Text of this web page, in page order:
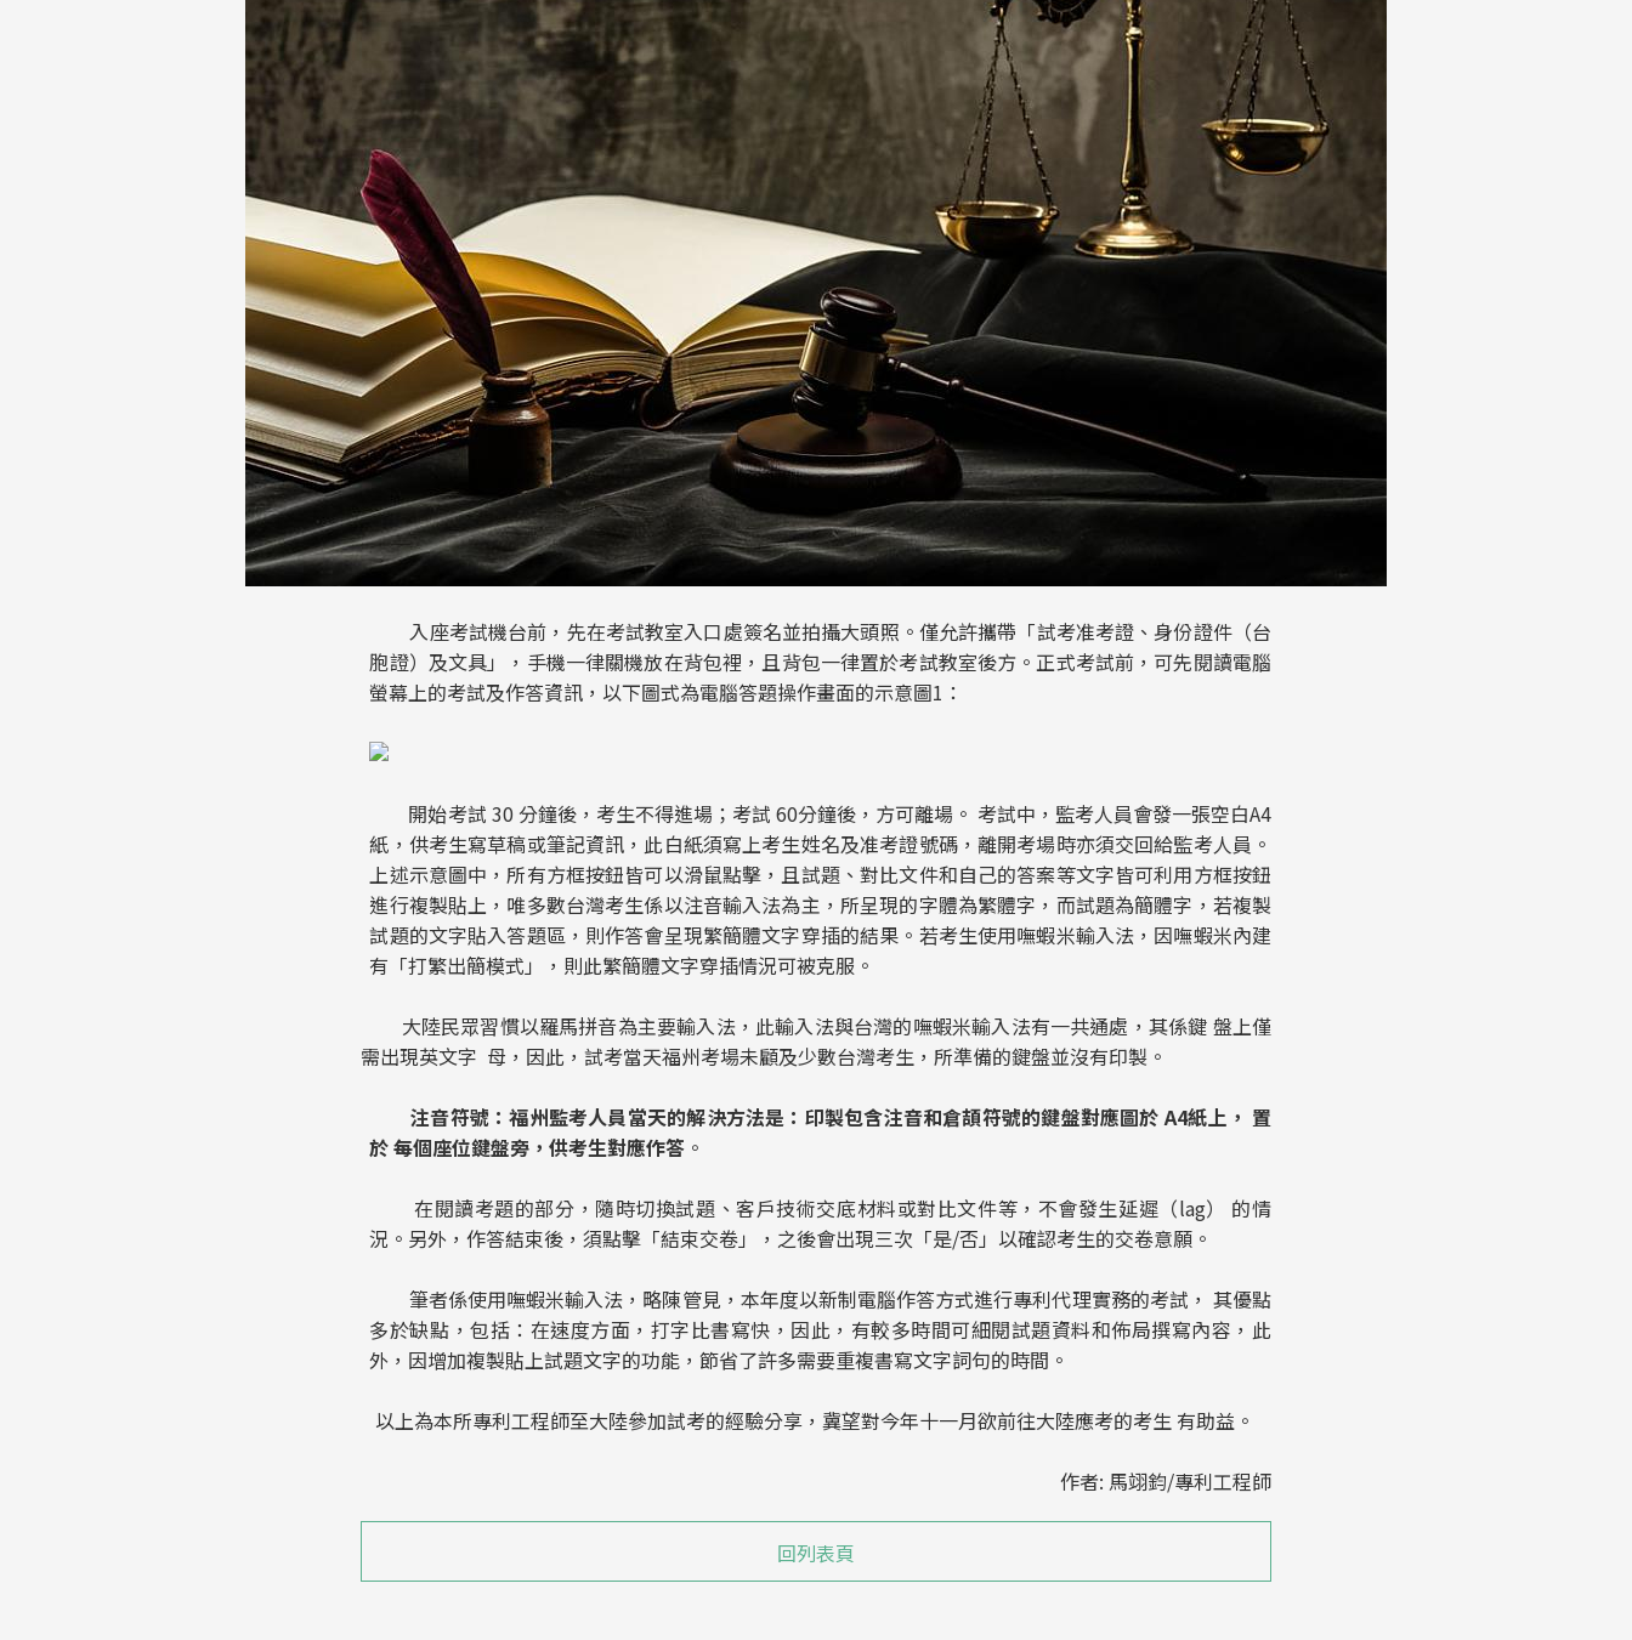
入座考試機台前，先在考試教室入口處簽名並拍攝大頭照。僅允許攜帶「試考准考證、身份證件（台
胞證）及文具」，手機一律關機放在背包裡，且背包一律置於考試教室後方。正式考試前，可先閱讀電腦
螢幕上的考試及作答資訊，以下圖式為電腦答題操作畫面的示意圖1：
開始考試 30 分鐘後，考生不得進場；考試 60分鐘後，方可離場。 考試中，監考人員會發一張空白A4
紙，供考生寫草稿或筆記資訊，此白紙須寫上考生姓名及准考證號碼，離開考場時亦須交回給監考人員。
上述示意圖中，所有方框按鈕皆可以滑鼠點擊，且試題、對比文件和自己的答案等文字皆可利用方框按鈕
進行複製貼上，唯多數台灣考生係以注音輸入法為主，所呈現的字體為繁體字，而試題為簡體字，若複製
試題的文字貼入答題區，則作答會呈現繁簡體文字穿插的結果。若考生使用嘸蝦米輸入法，因嘸蝦米內建
有「打繁出簡模式」，則此繁簡體文字穿插情況可被克服。
大陸民眾習慣以羅馬拼音為主要輸入法，此輸入法與台灣的嘸蝦米輸入法有一共通處，其係鍵 盤上僅
需出現英文字 母，因此，試考當天福州考場未顧及少數台灣考生，所準備的鍵盤並沒有印製。
注音符號：福州監考人員當天的解決方法是：印製包含注音和倉頡符號的鍵盤對應圖於 A4紙上， 置
於 每個座位鍵盤旁，供考生對應作答 。
在閱讀考題的部分，隨時切換試題、客戶技術交底材料或對比文件等，不會發生延遲（lag） 的情
況。另外，作答結束後，須點擊「結束交卷」，之後會出現三次「是/否」以確認考生的交卷意願。
筆者係使用嘸蝦米輸入法，略陳管見，本年度以新制電腦作答方式進行專利代理實務的考試， 其優點
多於缺點，包括：在速度方面，打字比書寫快，因此，有較多時間可細閱試題資料和佈局撰寫內容，此
外，因增加複製貼上試題文字的功能，節省了許多需要重複書寫文字詞句的時間。
以上為本所專利工程師至大陸參加試考的經驗分享，冀望對今年十一月欲前往大陸應考的考生 有助益。
作者: 馬翊鈞/專利工程師
回列表頁